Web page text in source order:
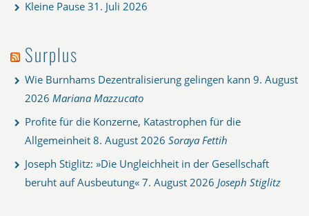
Kleine Pause 31. Juli 2026
Surplus
Wie Burnhams Dezentralisierung gelingen kann 9. August
2026 Mariana Mazzucato
Profite für die Konzerne, Katastrophen für die
Allgemeinheit 8. August 2026 Soraya Fettih
Joseph Stiglitz: »Die Ungleichheit in der Gesellschaft
beruht auf Ausbeutung« 7. August 2026 Joseph Stiglitz